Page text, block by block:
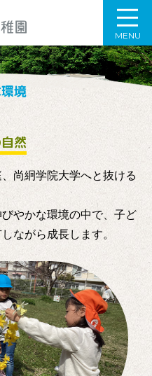
尚絅学院大学附属幼稚園
MENU
境
然
尚絅学院大学へと抜ける
やかな環境の中で、子ど
ながら成長します。